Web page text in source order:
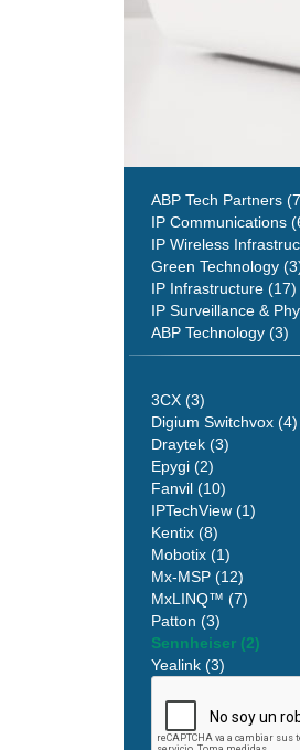
ABP Tech Partners
IP Communications
IP Wireless
Green Technology
IP Infrastructure (17)
IP Surveillance &
ABP Technology (3)
3CX (3)
Digium Switchvox (4)
Draytek (3)
Epygi (2)
Fanvil (10)
IPTechView (1)
Kentix (8)
Mobotix (1)
Mx-MSP (12)
MxLINQ™ (7)
Patton (3)
Sennheiser (2)
Yealink (3)